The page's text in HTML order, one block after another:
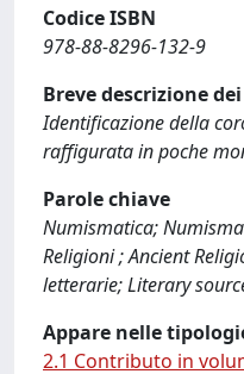
Codice ISBN
978-88-8296-132-9
Breve descrizione
Identificazione della
raffigurata in poche
Parole chiave
Numismatica;
Religioni ; Ancient
letterarie; Literary
Appare nelle
2.1 Contributo in